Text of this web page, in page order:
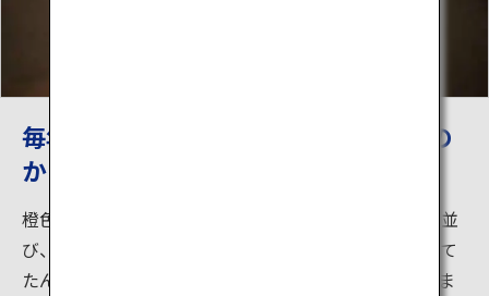
毎年2月15日、16日に開催される横手の
かまくら
橙色の明かりがともる「かまくら」が雪の中に点々と並
び、中から昔ながらの半纏を来た子供たちが「はいって
たんせー（はいってください）」と呼びかけます。かま